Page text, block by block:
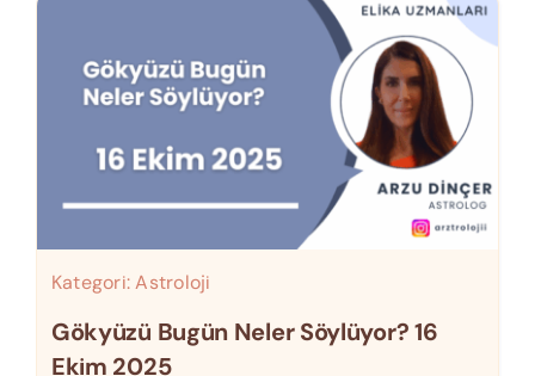
Kategori:Astroloji
Gökyüzü Bugün Neler Söylüyor? 16
Ekim 2025